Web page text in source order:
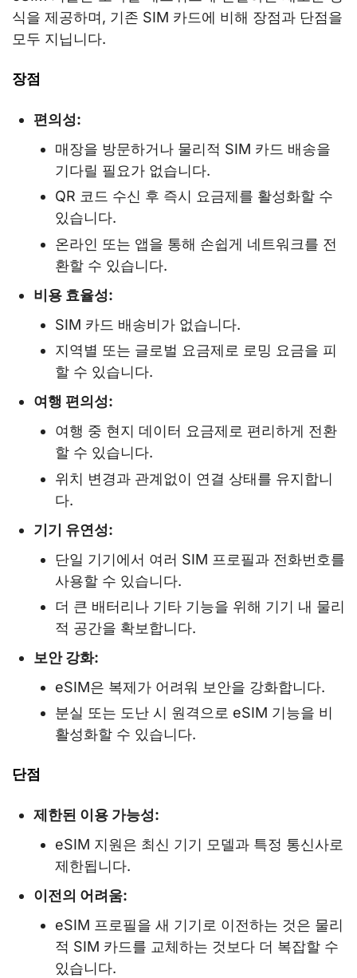
식을 제공하며, 기존 SIM 카드에 비해 장점과 단점을
모두 지닙니다.
장점
편의성:
매장을 방문하거나 물리적 SIM 카드 배송을
기다릴 필요가 없습니다.
QR 코드 수신 후 즉시 요금제를 활성화할 수
있습니다.
온라인 또는 앱을 통해 손쉽게 네트워크를 전
환할 수 있습니다.
비용 효율성:
SIM 카드 배송비가 없습니다.
지역별 또는 글로벌 요금제로 로밍 요금을 피
할 수 있습니다.
여행 편의성:
여행 중 현지 데이터 요금제로 편리하게 전환
할 수 있습니다.
위치 변경과 관계없이 연결 상태를 유지합니
다.
기기 유연성:
단일 기기에서 여러 SIM 프로필과 전화번호를
사용할 수 있습니다.
더 큰 배터리나 기타 기능을 위해 기기 내 물리
적 공간을 확보합니다.
보안 강화:
eSIM은 복제가 어려워 보안을 강화합니다.
분실 또는 도난 시 원격으로 eSIM 기능을 비
활성화할 수 있습니다.
단점
제한된 이용 가능성:
eSIM 지원은 최신 기기 모델과 특정 통신사로
제한됩니다.
이전의 어려움:
eSIM 프로필을 새 기기로 이전하는 것은 물리
적 SIM 카드를 교체하는 것보다 더 복잡할 수
있습니다.